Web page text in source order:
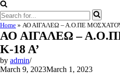
Search
for...
Home » ΑΟ ΑΙΓΑΛΕΩ – Α.Ο.ΠΕ ΜΟΣΧΑΤΟΥ
ΑΟ ΑΙΓΑΛΕΩ –
Κ-18 Α’
by admin
March 9, 2023March 1, 2023